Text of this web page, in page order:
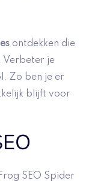
ontdekken die
Verbeter je
Zo ben je er
blijft voor
SEO Spider